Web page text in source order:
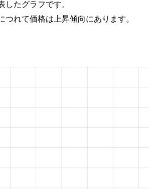
たグラフです。
れて価格は上昇傾向にあります。